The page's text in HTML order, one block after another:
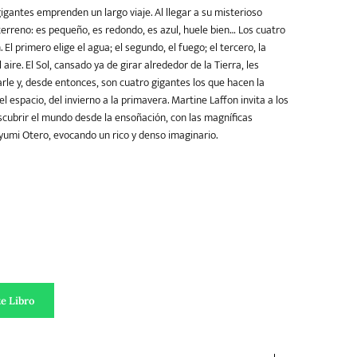
emprenden un largo viaje. Al llegar a su misterioso
es pequeño, es redondo, es azul, huele bien… Los cuatro
primero elige el agua; el segundo, el fuego; el tercero, la
El Sol, cansado ya de girar alrededor de la Tierra, les
y, desde entonces, son cuatro gigantes los que hacen la
espacio, del invierno a la primavera. Martine Laffon invita a los
el mundo desde la ensoñación, con las magníficas
Otero, evocando un rico y denso imaginario.
Libro